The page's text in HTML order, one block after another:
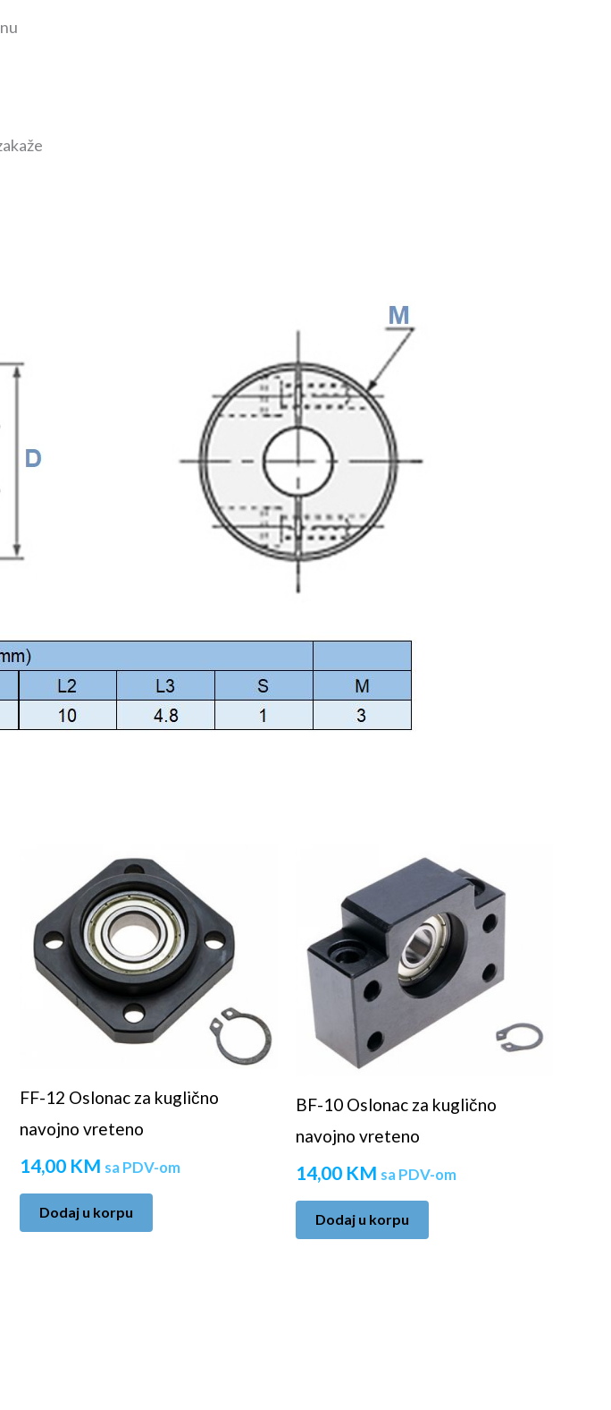
FF-12 Oslonac za kuglično
navojno vreteno
14,00 KM sa PDV-om
Dodaj u korpu
BF-10 Oslonac za kuglično
navojno vreteno
14,00 KM sa PDV-om
Dodaj u korpu